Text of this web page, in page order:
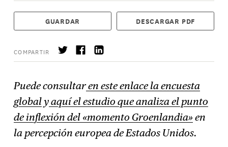
GUARDAR DESCARGAR PDF
COMPARTIR
→ Suscríbase
Puede consultaren este enlace la encuesta
globalyaquí el estudio que analiza el punto
de inflexión del «momento Groenlandia» en
la percepción europea de Estados Unidos.